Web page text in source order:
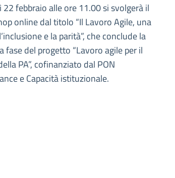
22 febbraio alle ore 11.00 si svolgerà il
online dal titolo “Il Lavoro Agile, una
e la parità”, che conclude la
fase del progetto “Lavoro agile per il
PA”, cofinanziato dal PON
e Capacità istituzionale.